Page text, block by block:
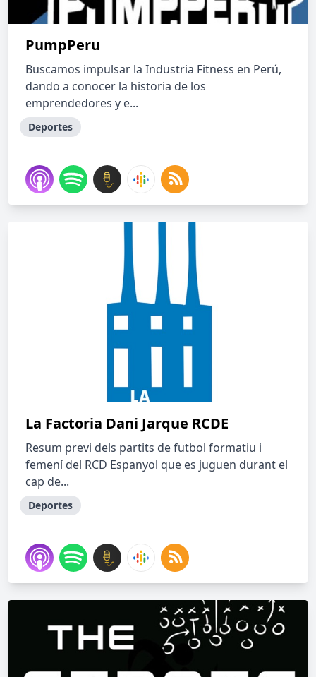
PumpPeru
Buscamos impulsar la Industria Fitness en Perú,
dando a conocer la historia de los
emprendedores y e...
Deportes
La Factoria Dani Jarque RCDE
Resum previ dels partits de futbol formatiu i
femení del RCD Espanyol que es juguen durant el
cap de...
Deportes